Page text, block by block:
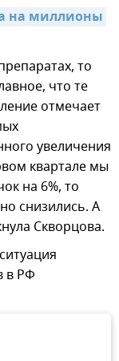
на миллионы
то
что те
отмечает
увеличения
квартале мы
на 6%, то
снизились. А
Скворцова.
в РФ